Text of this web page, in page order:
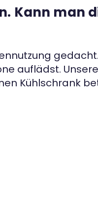
Kann man
auflädst.
Kühlschrank